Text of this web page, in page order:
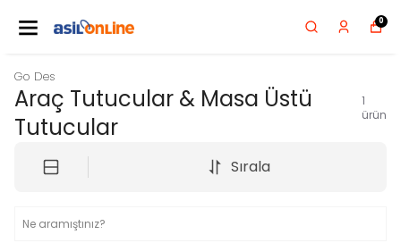
0
Go Des
Araç Tutucular & Masa Üstü
Tutucular
1
ürün
Sırala